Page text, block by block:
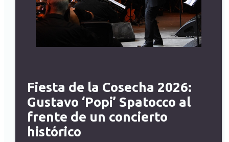
Fiesta de la Cosecha 2026:
Gustavo ‘Popi’ Spatocco al
frente de un concierto
histórico